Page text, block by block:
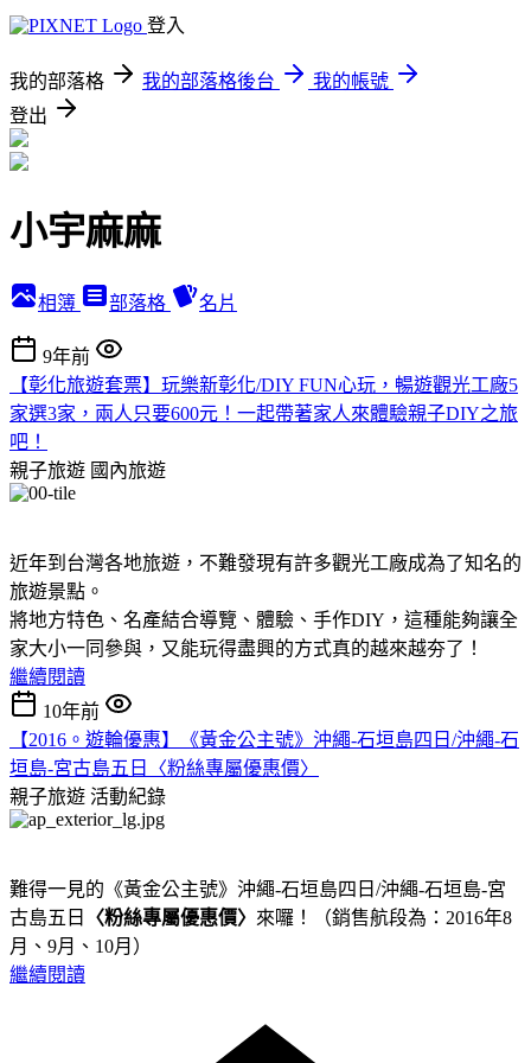
登入
我的部落格 我的部落格後台
我的帳號
登出
小宇麻麻
相簿 部落格 名片
9年前
【彰化旅遊套票】玩樂新彰化/DIY FUN心玩，暢遊觀光工廠5
家選3家，兩人只要600元！一起帶著家人來體驗親子DIY之旅
吧！
親子旅遊 國內旅遊
近年到台灣各地旅遊，不難發現有許多觀光工廠成為了知名的
旅遊景點。
將地方特色、名產結合導覽、體驗、手作DIY，這種能夠讓全
家大小一同參與，又能玩得盡興的方式真的越來越夯了！
繼續閱讀
10年前
【2016。遊輪優惠】《黃金公主號》沖繩-石垣島四日/沖繩-石
垣島-宮古島五日〈粉絲專屬優惠價〉
親子旅遊 活動紀錄
難得一見的《黃金公主號》沖繩-石垣島四日/沖繩-石垣島-宮
古島五日
〈粉絲專屬優惠價〉 來囉！（銷售航段為：2016年8
月、9月、10月）
繼續閱讀